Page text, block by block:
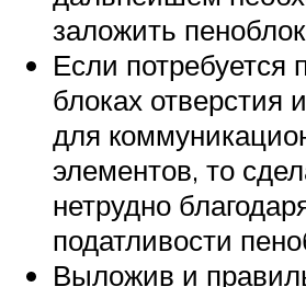
заложить
Если потребуется
блоках отверстия
для
элементов, то
нетрудно
податливости
Выложив и